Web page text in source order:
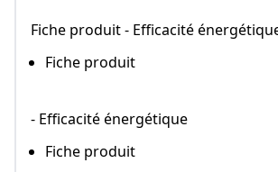
Fiche produit - Efficacité
Fiche produit
- Efficacité énergétique
Fiche produit